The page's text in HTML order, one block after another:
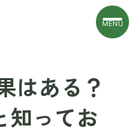
MENU
はある？
知ってお